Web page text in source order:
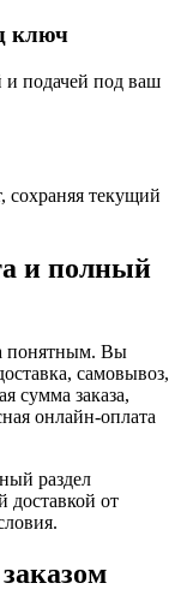
ключ
подачей под ваш
сохраняя текущий
и полный
понятным. Вы
самовывоз,
сумма заказа,
онлайн-оплата
раздел
доставкой от